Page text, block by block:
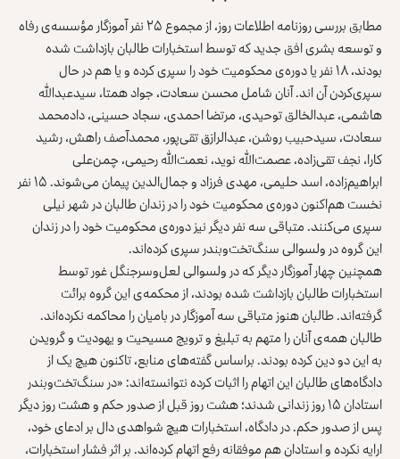
مطابق بررسی روزنامه اطلاعات روز، از مجموع ۲۵ نفر آموزگار مؤسسه‌ی رفاه
و توسعه بشری افق جدید که توسط استخبارات طالبان بازداشت شده
بودند، ۱۸ نفر یا دوره‌ی محکومیت خود را سپری کرده و یا هم در حال
سپری‌کردن آن اند. آنان شامل محسن سعادت، جواد همتا، سیدعبدالله
هاشمی، عبدالخالق توحیدی، مرتضا احمدی، سجاد حسینی، دادمحمد
سعادت، سیدحبیب روشن، عبدالرازق تقی‌پور، محمدآصف راهش، رشید
کارا، نجف تقی‌زاده، عصمت‌الله نوید، نعمت‌الله رحیمی، چمن‌علی
ابراهیم‌زاده، اسد حلیمی، مهدی فرزاد و جمال‌الدین پیمان می‌شوند. ۱۵ نفر
نخست هم‌اکنون دوره‌ی محکومیت خود را در زندان طالبان در شهر نیلی
سپری می‌کنند. متباقی سه نفر دیگر نیز دوره‌ی محکومیت خود را در زندان
این گروه در ولسوالی سنگ‌تخت‌وبندر سپری کرده‌اند.
همچنین چهار آموزگار دیگر که در ولسوالی لعل‌وسرجنگل غور توسط
استخبارات طالبان بازداشت شده بودند، از محکمه‌ی این گروه برائت
گرفته‌اند. طالبان هنوز متباقی سه آموزگار در بامیان را محاکمه نکرده‌اند.
طالبان همه‌ی آنان را متهم به تبلیغ و ترویج مسیحیت و یهودیت و گرویدن
به این دو دین کرده بودند. براساس گفته‌های منابع، تاکنون هیچ یک از
دادگاه‌های طالبان این اتهام را اثبات کرده نتوانسته‌اند: «در سنگ‌تخت‌وبندر
استادان ۱۵ روز زندانی شدند؛ هشت روز قبل از صدور حکم و هشت روز دیگر
پس از صدور حکم. در دادگاه، استخبارات هیچ شواهدی دال بر ادعای خود،
ارایه نکرده و استادان هم موفقانه رفع اتهام کرده‌اند. بر اثر فشار استخبارات،